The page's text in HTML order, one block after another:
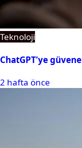
Teknoloji
ChatGPT’ye
2 hafta önce